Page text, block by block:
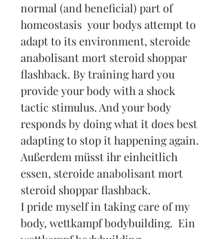
normal (and beneficial) part of
homeostasis  your bodys attempt to
adapt to its environment, steroide
anabolisant mort steroid shoppar
flashback. By training hard you
provide your body with a shock
tactic stimulus. And your body
responds by doing what it does best
adapting to stop it happening again.
Außerdem müsst ihr einheitlich
essen, steroide anabolisant mort
steroid shoppar flashback.
I pride myself in taking care of my
body, wettkampf bodybuilding.  Ein